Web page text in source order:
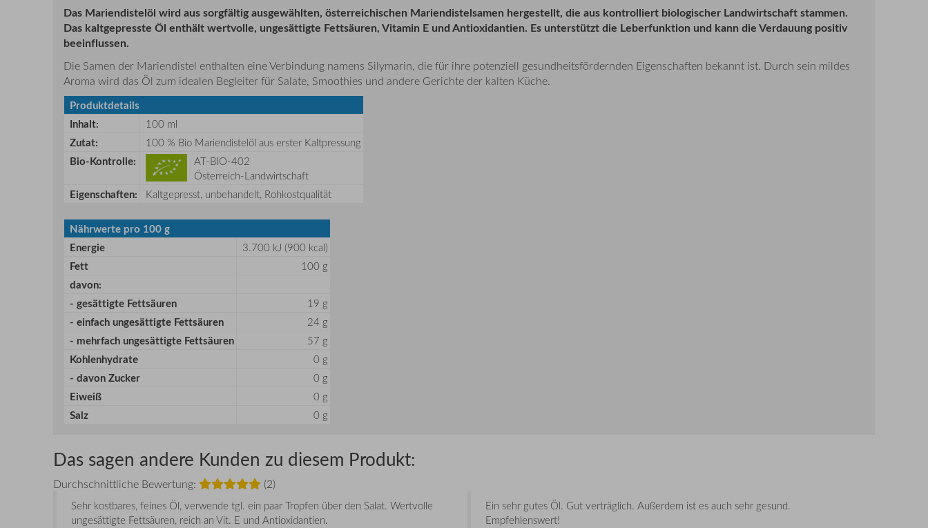
Das Mariendistelöl wird aus sorgfältig ausgewählten, österreichischen Mariendistelsamen hergestellt, die aus kontrolliert biologischer Landwirtschaft stammen.
Das kaltgepresste Öl enthält wertvolle, ungesättigte Fettsäuren, Vitamin E und Antioxidantien. Es unterstützt die Leberfunktion und kann die Verdauung positiv
beeinflussen.
Die Samen der Mariendistel enthalten eine Verbindung namens Silymarin, die für ihre potenziell gesundheitsfördernden Eigenschaften bekannt ist. Durch sein mildes
Aroma wird das Öl zum idealen Begleiter für Salate, Smoothies und andere Gerichte der kalten Küche.
Produktdetails
Inhalt:
100 ml
Zutat: 100 % Bio Mariendistelöl aus erster Kaltpressung
Bio-Kontrolle:
AT-BIO-402
Österreich-Landwirtschaft
Eigenschaften: Kaltgepresst, unbehandelt, Rohkostqualität
Nährwerte pro 100 g
Energie
3.700 kJ (900 kcal)
Fett 100 g
davon:
- gesättigte Fettsäuren
19 g
- einfach ungesättigte Fettsäuren 24 g
- mehrfach ungesättigte Fettsäuren 57 g
Kohlenhydrate 0 g
- davon Zucker 0 g
Eiweiß 0 g
Salz 0 g
Das sagen andere Kunden zu diesem Produkt:
Durchschnittliche Bewertung: (2)
Sehr kostbares, feines Öl, verwende tgl. ein paar Tropfen über den Salat. Wertvolle
ungesättigte Fettsäuren, reich an Vit. E und Antioxidantien.
Ein sehr gutes Öl. Gut verträglich. Außerdem ist es auch sehr gesund.
Empfehlenswert!